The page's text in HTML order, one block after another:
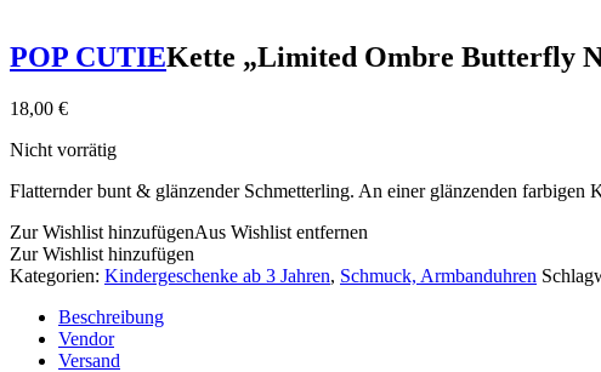
POP CUTIEKette „Limited Ombre Butterfly
18,00 €
Nicht vorrätig
Flatternder bunt & glänzender Schmetterling. An einer glänzenden
Zur Wishlist hinzufügenAus Wishlist entfernen
Zur Wishlist hinzufügen
Kategorien: Kindergeschenke ab 3 Jahren, Schmuck, Armbanduhren
Beschreibung
Vendor
Versand